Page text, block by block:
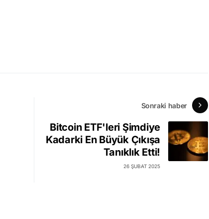
Sonraki haber
Bitcoin ETF'leri Şimdiye
Kadarki En Büyük Çıkışa
Tanıklık Etti!
26 ŞUBAT 2025